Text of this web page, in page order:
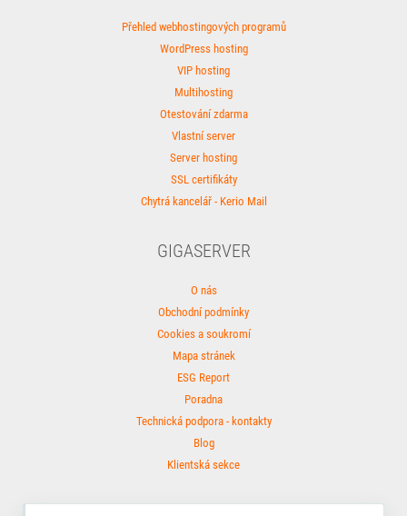
Přehled webhostingových programů
WordPress hosting
VIP hosting
Multihosting
Otestování zdarma
Vlastní server
Server hosting
SSL certifikáty
Chytrá kancelář - Kerio Mail
GIGASERVER
O nás
Obchodní podmínky
Cookies a soukromí
Mapa stránek
ESG Report
Poradna
Technická podpora - kontakty
Blog
Klientská sekce